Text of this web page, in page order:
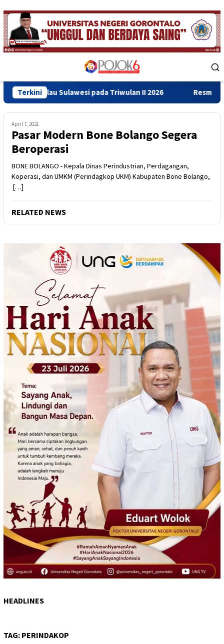
Skip
to
content
Menu
Terkini
Sulawesi pada Triwulan II 2026 Resmikan Gedung
April 7, 2021
Pasar Modern Bone Bolango Segera
Beroperasi
BONE BOLANGO - Kepala Dinas Perindustrian, Perdagangan,
Koperasi, dan UMKM (Perindagkop UKM) Kabupaten Bone Bolango,
[…]
RELATED NEWS
HEADLINES
TAG: PERINDAKOP